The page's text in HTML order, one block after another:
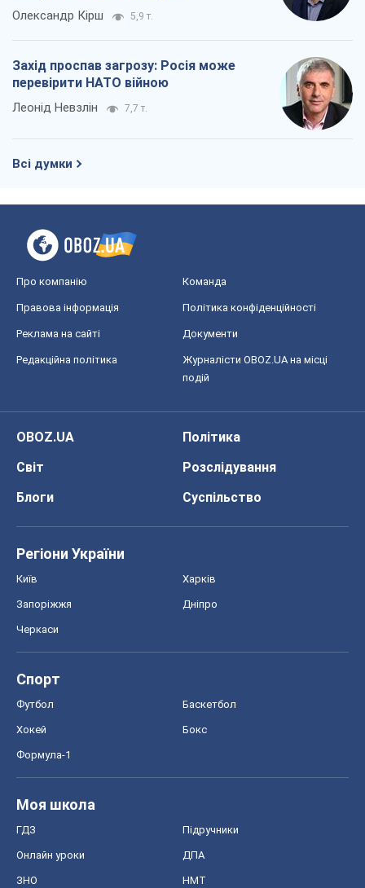
Олександр Кірш 5,9 т.
Захід проспав загрозу: Росія може
перевірити НАТО війною
Леонід Невзлін 7,7 т.
Всі думки
Про компанію Команда
Правова інформація Політика конфіденційності
Реклама на сайті Документи
Редакційна політика
Журналісти OBOZ.UA на місці
подій
OBOZ.UA
Політика
Світ
Розслідування
Блоги
Суспільство
Регіони України
Київ Харків
Запоріжжя Дніпро
Черкаси
Спорт
Футбол Баскетбол
Хокей Бокс
Формула-1
Моя школа
ГДЗ Підручники
Онлайн уроки ДПА
ЗНО НМТ